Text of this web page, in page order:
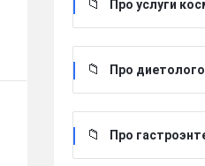
Про услуги
Про
Про